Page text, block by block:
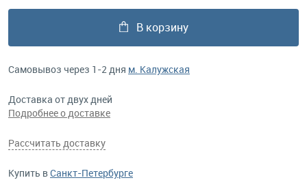
В корзину
Самовывоз через 1-2 дня м. Калужская
Доставка от двух дней
Подробнее о доставке
Рассчитать доставку
Купить вСанкт-Петербурге